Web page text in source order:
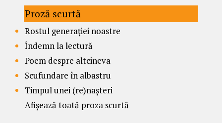
Proză scurtă
Rostul generației noastre
Îndemn la lectură
Poem despre altcineva
Scufundare în albastru
Timpul unei (re)nașteri
Afișează toată proza scurtă